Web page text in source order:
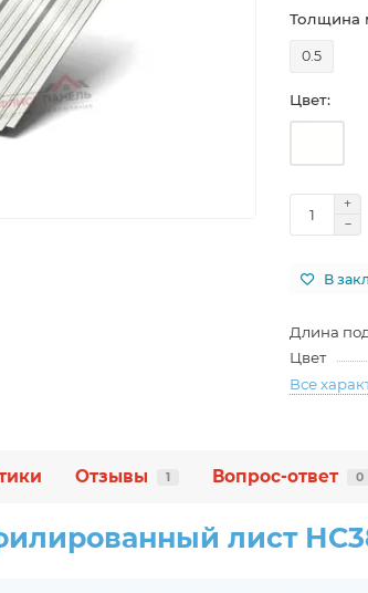
Толщина
0.5
Цвет:
В
Длина
Цвет
Все
Отзывы 1 Вопрос-ответ 0
лист